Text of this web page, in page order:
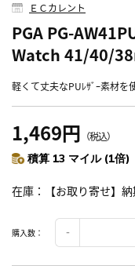
ＥＣカレント
PGA PG-
Watch 41/40/
軽くて丈夫なPUﾚｻﾞｰ素材
1,469円 （税込）
積算 13 マイル (1倍)
在庫 【お取り寄せ】
購入数：